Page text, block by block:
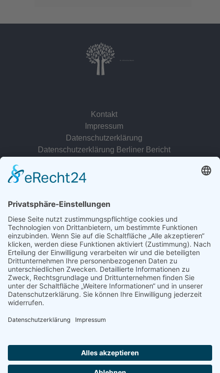
Dr. Christina Baum
Kontakt
Impressum
Datenschutzerklärung
Datenschutzerklärung Berliner Bericht
© 2022 - 2026 Dr. Christina Baum. Alle Rechte vorbehalten.